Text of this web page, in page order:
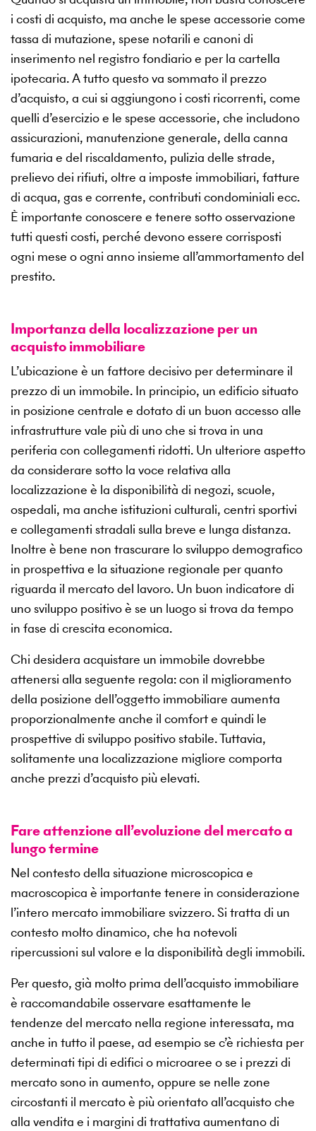
i costi di acquisto, ma anche le spese accessorie come
tassa di mutazione, spese notarili e canoni di
inserimento nel registro fondiario e per la cartella
ipotecaria. A tutto questo va sommato il prezzo
d’acquisto, a cui si aggiungono i costi ricorrenti, come
quelli d’esercizio e le spese accessorie, che includono
assicurazioni, manutenzione generale, della canna
fumaria e del riscaldamento, pulizia delle strade,
prelievo dei rifiuti, oltre a imposte immobiliari, fatture
di acqua, gas e corrente, contributi condominiali ecc.
È importante conoscere e tenere sotto osservazione
tutti questi costi, perché devono essere corrisposti
ogni mese o ogni anno insieme all’ammortamento del
prestito.
Importanza della localizzazione per un
acquisto immobiliare
L’ubicazione è un fattore decisivo per determinare il
prezzo di un immobile. In principio, un edificio situato
in posizione centrale e dotato di un buon accesso alle
infrastrutture vale più di uno che si trova in una
periferia con collegamenti ridotti. Un ulteriore aspetto
da considerare sotto la voce relativa alla
localizzazione è la disponibilità di negozi, scuole,
ospedali, ma anche istituzioni culturali, centri sportivi
e collegamenti stradali sulla breve e lunga distanza.
Inoltre è bene non trascurare lo sviluppo demografico
in prospettiva e la situazione regionale per quanto
riguarda il mercato del lavoro. Un buon indicatore di
uno sviluppo positivo è se un luogo si trova da tempo
in fase di crescita economica.
Chi desidera acquistare un immobile dovrebbe
attenersi alla seguente regola: con il miglioramento
della posizione dell’oggetto immobiliare aumenta
proporzionalmente anche il comfort e quindi le
prospettive di sviluppo positivo stabile. Tuttavia,
solitamente una localizzazione migliore comporta
anche prezzi d’acquisto più elevati.
Fare attenzione all’evoluzione del mercato a
lungo termine
Nel contesto della situazione microscopica e
macroscopica è importante tenere in considerazione
l’intero mercato immobiliare svizzero. Si tratta di un
contesto molto dinamico, che ha notevoli
ripercussioni sul valore e la disponibilità degli immobili.
Per questo, già molto prima dell’acquisto immobiliare
è raccomandabile osservare esattamente le
tendenze del mercato nella regione interessata, ma
anche in tutto il paese, ad esempio se c’è richiesta per
determinati tipi di edifici o microaree o se i prezzi di
mercato sono in aumento, oppure se nelle zone
circostanti il mercato è più orientato all’acquisto che
alla vendita e i margini di trattativa aumentano di